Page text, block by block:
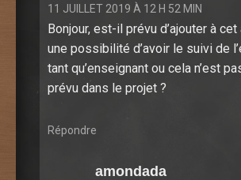
11 JUILLET 2019 À 12 H 52 MIN
Bonjour, est-il prévu d’ajouter à
une possibilité d’avoir le suivi de
tant qu’enseignant ou cela n’est
prévu dans le projet ?
Répondre
amondada